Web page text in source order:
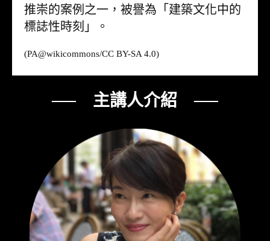
推崇的案例之一，被譽為「建築文化中的
標誌性時刻」。
(PA@wikicommons/CC BY-SA 4.0)
── 主講人介紹 ──